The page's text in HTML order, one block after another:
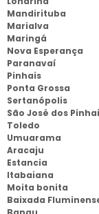
Mandirituba
Marialva
Maringá
Nova Esperança
Paranavaí
Pinhais
Ponta Grossa
Sertanópolis
São José dos
Toledo
Umuarama
Aracaju
Estancia
Itabaiana
Moita bonita
Baixada